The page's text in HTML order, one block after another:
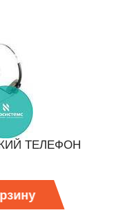
ТЕЛЕФОН